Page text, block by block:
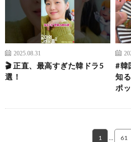
2025.08.31
🎬 正直、最高すぎた韓ドラ5
選！
#韓
知
ポ
1 61